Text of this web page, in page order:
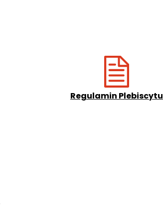
Regulamin Plebiscytu